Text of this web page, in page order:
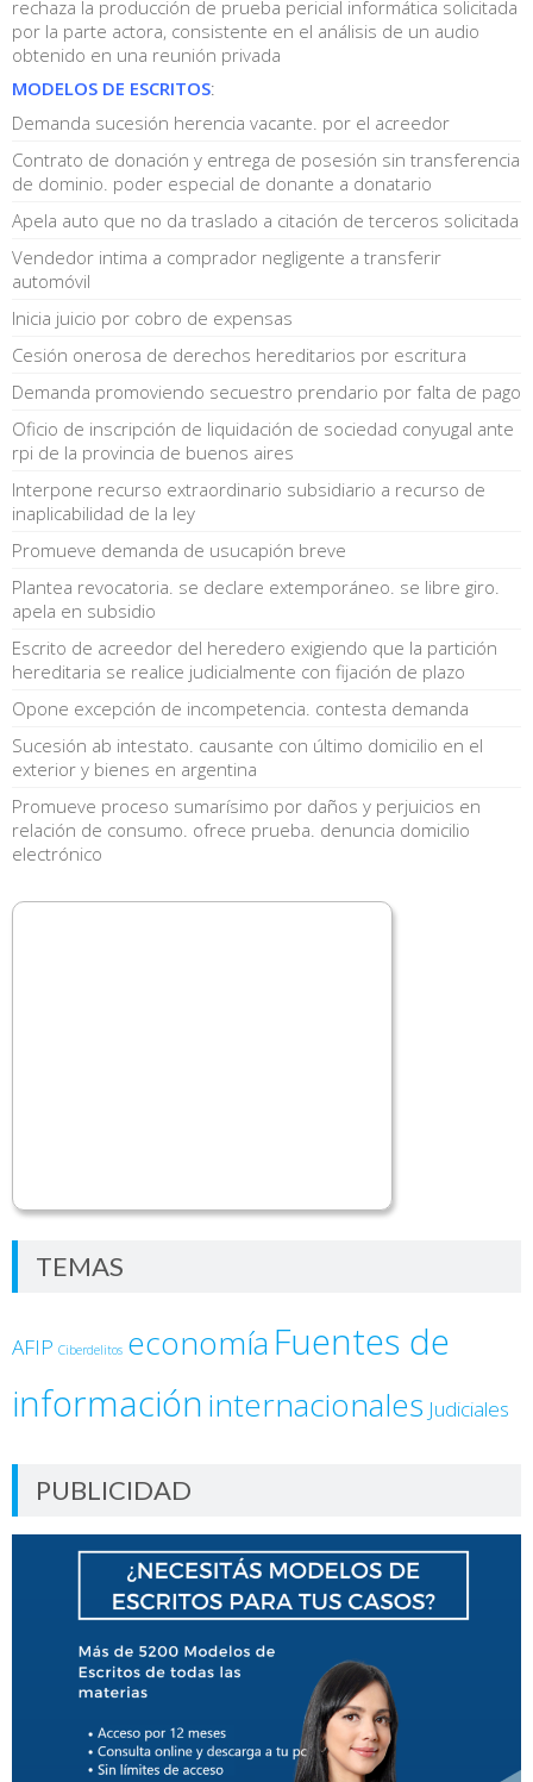
rechaza la producción de prueba pericial informática solicitada
por la parte actora, consistente en el análisis de un audio
obtenido en una reunión privada
MODELOS DE ESCRITOS:
Demanda sucesión herencia vacante. por el acreedor
Contrato de donación y entrega de posesión sin transferencia
de dominio. poder especial de donante a donatario
Apela auto que no da traslado a citación de terceros solicitada
Vendedor intima a comprador negligente a transferir
automóvil
Inicia juicio por cobro de expensas
Cesión onerosa de derechos hereditarios por escritura
Demanda promoviendo secuestro prendario por falta de pago
Oficio de inscripción de liquidación de sociedad conyugal ante
rpi de la provincia de buenos aires
Interpone recurso extraordinario subsidiario a recurso de
inaplicabilidad de la ley
Promueve demanda de usucapión breve
Plantea revocatoria. se declare extemporáneo. se libre giro.
apela en subsidio
Escrito de acreedor del heredero exigiendo que la partición
hereditaria se realice judicialmente con fijación de plazo
Opone excepción de incompetencia. contesta demanda
Sucesión ab intestato. causante con último domicilio en el
exterior y bienes en argentina
Promueve proceso sumarísimo por daños y perjuicios en
relación de consumo. ofrece prueba. denuncia domicilio
electrónico
TEMAS
AFIP Ciberdelitos economía Fuentes de
informacióninternacionales Judiciales
PUBLICIDAD